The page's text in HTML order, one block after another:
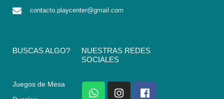
contacto.playcenter@gmail.com
BUSCAS ALGO?
Juegos de Mesa
NUESTRAS REDES
SOCIALES
W
I
F